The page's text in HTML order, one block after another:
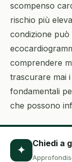
scompenso
rischio più
condizione può
comprendere
trascurare mai
fondamentali
che possono
✦ Chiedi a